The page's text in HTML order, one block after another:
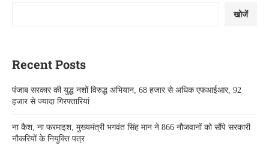
खोजें
Recent Posts
पंजाब सरकार की युद्ध नशों विरुद्ध अभियान, 68 हजार से अधिक एफआईआर, 92
हजार से ज्यादा गिरफ्तारियां
ना कैश, ना फरमाइश, मुख्यमंत्री भगवंत सिंह मान ने 866 नौजवानों को सौंपे सरकारी
नौकरियों के नियुक्ति पत्र